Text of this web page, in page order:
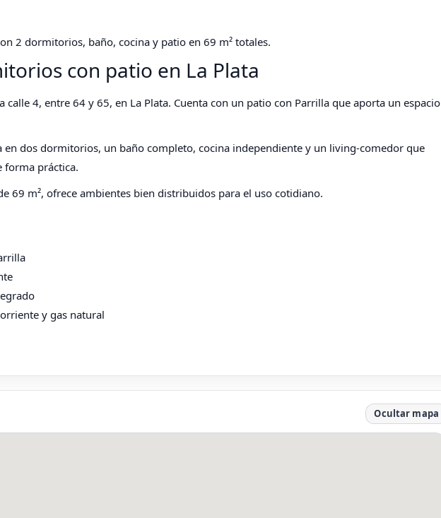
2 dormitorios, baño, cocina y patio en 69 m² totales.
con patio en La Plata
calle 4, entre 64 y 65, en La Plata. Cuenta con un patio con Parrilla que aporta un espacio
en dos dormitorios, un baño completo, cocina independiente y un living-comedor que
forma práctica.
69 m², ofrece ambientes bien distribuidos para el uso cotidiano.
y gas natural
Ocultar mapa